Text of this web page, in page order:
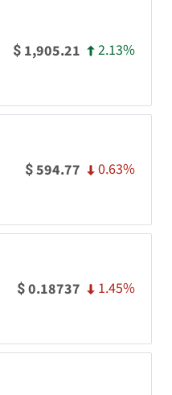
$ 1,905.21 2.13%
$594.77 0.63%
$0.18737 1.45%